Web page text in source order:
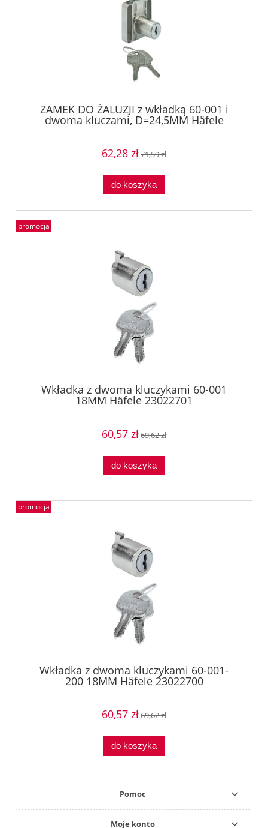
ZAMEK DO ŻALUZJI z wkładką 60-001 i
dwoma kluczami, D=24,5MM Häfele
62,28 zł71,59 zł
do koszyka
Wkładka z dwoma kluczykami 60-001
18MM Häfele 23022701
60,57 zł69,62 zł
do koszyka
promocja
Wkładka z dwoma kluczykami 60-001-
200 18MM Häfele 23022700
60,57 zł69,62 zł
do koszyka
promocja
Pomoc
Moje konto